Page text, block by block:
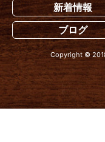
新着情報
ブログ
Copyright ©